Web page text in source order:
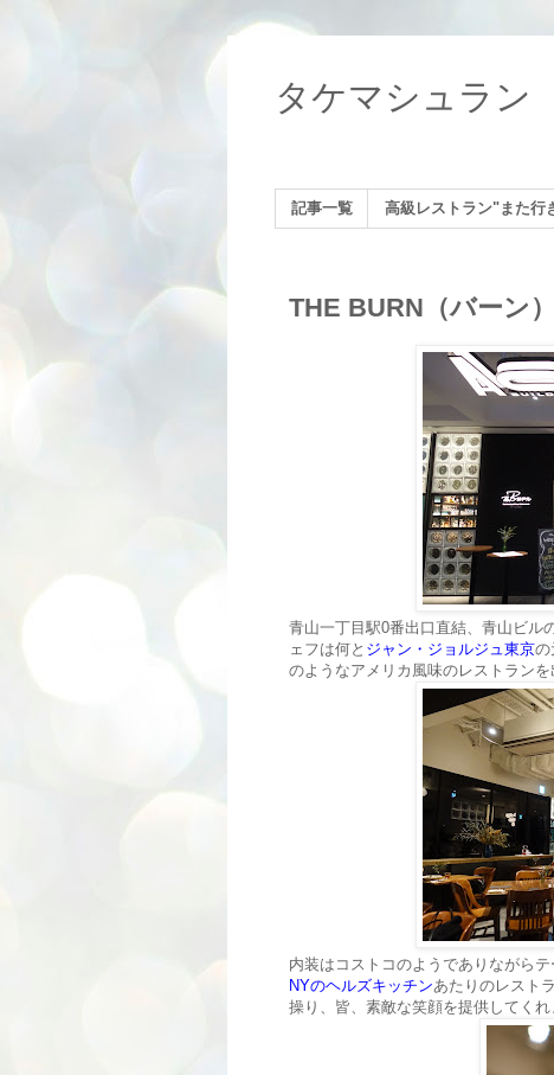
タケマシュラン
記事一覧 高級レストラン"また行
THE BURN（バーン
青山一丁目駅0番出口直結、青山ビル
ェフは何と ジャン・ジョルジュ東京の
のようなアメリカ風味のレストランを
内装はコストコのようでありながら
NYのヘルズキッチンあたりのレスト
操り、皆、素敵な笑顔を提供してく